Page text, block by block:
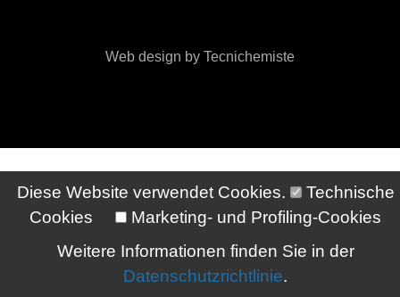
Diese Website verwendet Cookies.
Technische
Cookies
Marketing- und Profiling-Cookies
Weitere Informationen finden Sie in der
Datenschutzrichtlinie.
Web design by Tecnichemiste